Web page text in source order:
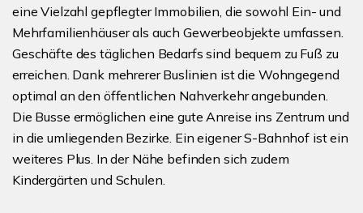
eine Vielzahl gepflegter Immobilien, die sowohl Ein- und
Mehrfamilienhäuser als auch Gewerbeobjekte umfassen.
Geschäfte des täglichen Bedarfs sind bequem zu Fuß zu
erreichen. Dank mehrerer Buslinien ist die Wohngegend
optimal an den öffentlichen Nahverkehr angebunden.
Die Busse ermöglichen eine gute Anreise ins Zentrum und
in die umliegenden Bezirke. Ein eigener S-Bahnhof ist ein
weiteres Plus. In der Nähe befinden sich zudem
Kindergärten und Schulen.